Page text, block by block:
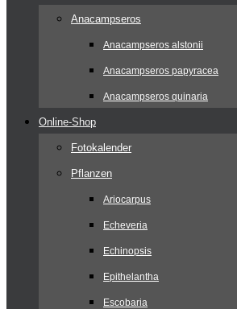
Anacampseros
Anacampseros alstonii
Anacampseros papyracea
Anacampseros quinaria
Online-Shop
Fotokalender
Pflanzen
Ariocarpus
Echeveria
Echinopsis
Epithelantha
Escobaria